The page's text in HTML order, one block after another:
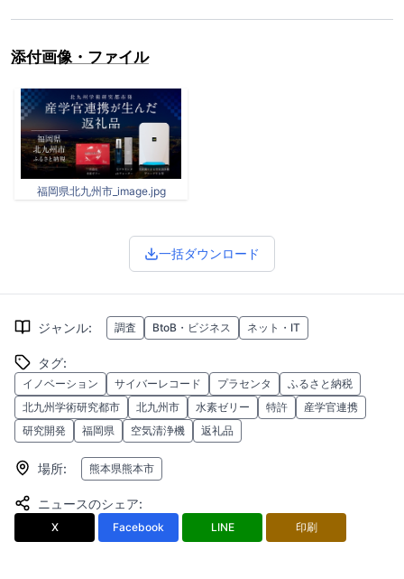
添付画像・ファイル
福岡県北九州市_image.jpg
一括ダウンロード
ジャンル: 調査 BtoB・ビジネス ネット・IT
タグ:
イノベーション サイバーレコード プラセンタ
ふるさと納税
北九州学術研究都市
北九州市 水素ゼリー 特許
産学官連携
研究開発
福岡県 空気清浄機 返礼品
場所: 熊本県熊本市
ニュースのシェア:
X Facebook LINE 印刷